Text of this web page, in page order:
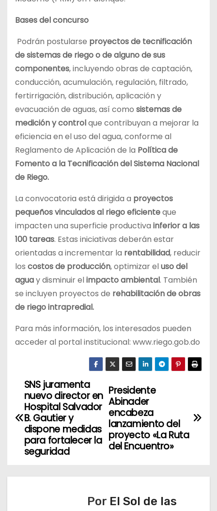
Bases del concurso
Podrán postularse proyectos de tecnificación
de sistemas de riego o de alguno de sus
componentes, incluyendo obras de captación,
conducción, acumulación, regulación, filtrado,
fertirrigación, distribución, aplicación y
evacuación de aguas, así como sistemas de
medición y controlque contribuyan a mejorar la
eficiencia en el uso del agua, conforme al
Reglamento de Aplicación de la Política de
Fomento a la Tecnificación del Sistema Nacional
de Riego.
La convocatoria está dirigida a proyectos
pequeños vinculados al riego eficienteque
impacten una superficie productiva inferior a las
100 tareas. Estas iniciativas deberán estar
orientadas a incrementar la rentabilidad, reducir
los costos de producción, optimizar eluso del
aguay disminuir elimpacto ambiental. También
se incluyen proyectos de rehabilitación de obras
de riego intrapredial.
Para más información, los interesados pueden
acceder al portal institucional: www.riego.gob.do
N
a
Presidente
Abinader
encabeza
lanzamiento del
proyecto «La Ruta
del Encuentro»
SNS juramenta
nuevo director en
Hospital Salvador
B. Gautier y
dispone medidas
para fortalecer la
seguridad
Por El Sol de las